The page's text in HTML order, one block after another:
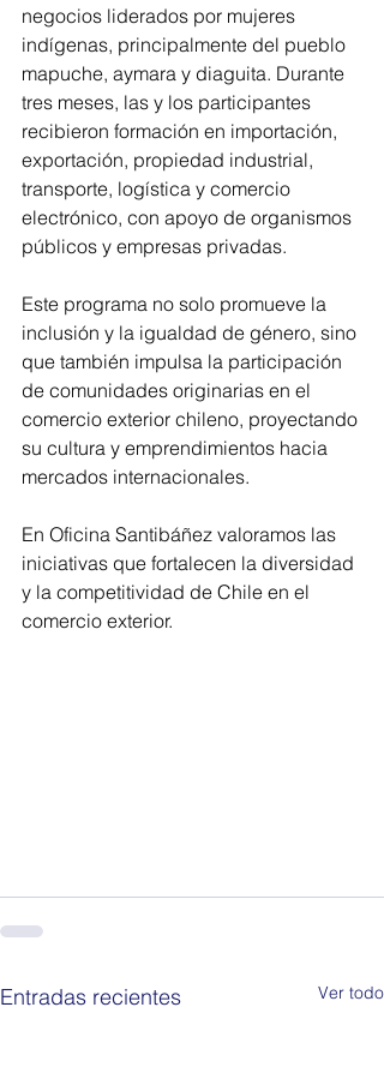
negocios liderados por mujeres
indígenas, principalmente del pueblo
mapuche, aymara y diaguita. Durante
tres meses, las y los participantes
recibieron formación en importación,
exportación, propiedad industrial,
transporte, logística y comercio
electrónico, con apoyo de organismos
públicos y empresas privadas.
Este programa no solo promueve la
inclusión y la igualdad de género, sino
que también impulsa la participación
de comunidades originarias en el
comercio exterior chileno, proyectando
su cultura y emprendimientos hacia
mercados internacionales.
En Oficina Santibáñez valoramos las
iniciativas que fortalecen la diversidad
y la competitividad de Chile en el
comercio exterior.
Entradas recientes Ver todo